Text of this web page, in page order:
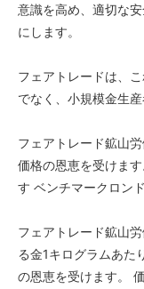
意識を高め、適切な
にします。
フェアトレードは、
でなく、小規模金生
フェアトレード鉱山
価格の恩恵を受けま
す ベンチマークロン
フェアトレード鉱山
る金1キログラムあた
の恩恵を受けます。